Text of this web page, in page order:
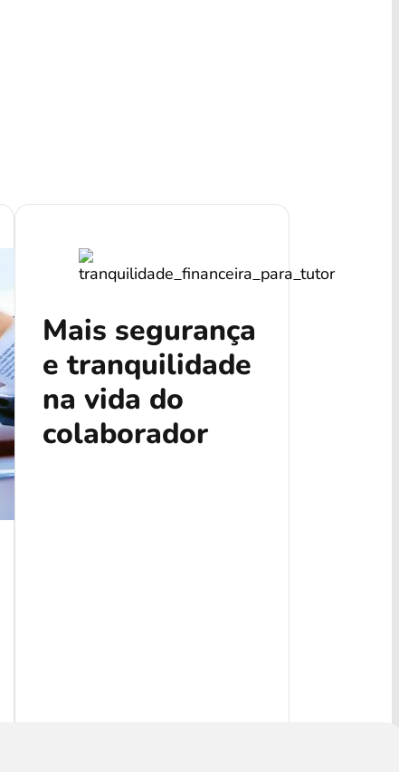
Mais segurança
e tranquilidade
na vida do
colaborador